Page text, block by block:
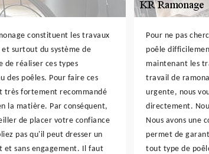
constituent les travaux
surtout du système de
de réaliser ces types
des poêles. Pour faire ces
très fortement recommandé
la matière. Par conséquent,
de placer votre confiance
pas qu'il peut dresser un
sans engagement. Il faut
Pour ne pas
poêle
maintenant les
travail de
urgente, nous
directement.
Nous avons une
permet de
tout type de